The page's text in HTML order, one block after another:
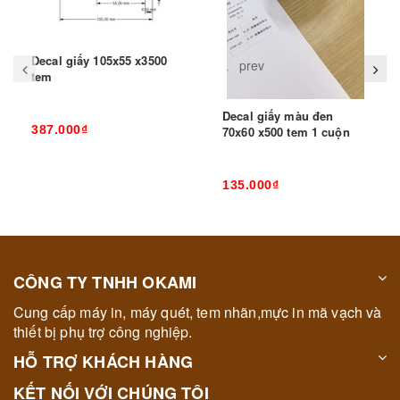
Decal giấy 105x55 x3500
tem
387.000₫
Decal giấy màu đen
70x60 x500 tem 1 cuộn
135.000₫
prev
CÔNG TY TNHH OKAMI
Cung cấp máy in, máy quét, tem nhãn,mực in mã vạch và
thiết bị phụ trợ công nghiệp.
HỖ TRỢ KHÁCH HÀNG
KẾT NỐI VỚI CHÚNG TÔI